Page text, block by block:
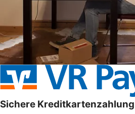
Sichere Kreditkartenzahlung